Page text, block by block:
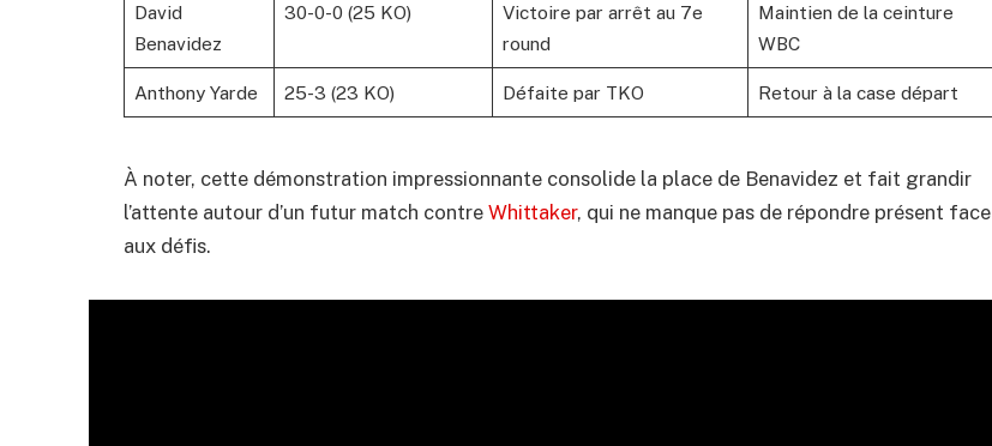
David
Benavidez
30-0-0 (25 KO)
Victoire par arrêt au 7e
round
Maintien de la ceinture
WBC
Anthony Yarde 25-3 (23 KO) Défaite par TKO Retour à la case départ
À noter, cette démonstration impressionnante consolide la place de Benavidez et fait grandir
l’attente autour d’un futur match contre Whittaker, qui ne manque pas de répondre présent face
aux défis.